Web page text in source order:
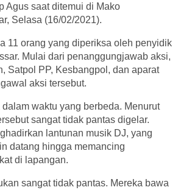
Agus saat ditemui di Mako
Selasa (16/02/2021).
11 orang yang diperiksa oleh penyidik
Mulai dari penanggungjawab aksi,
Satpol PP, Kesbangpol, dan aparat
aksi tersebut.
waktu yang berbeda. Menurut
sangat tidak pantas digelar.
lantunan musik DJ, yang
datang hingga memancing
di lapangan.
sangat tidak pantas. Mereka bawa